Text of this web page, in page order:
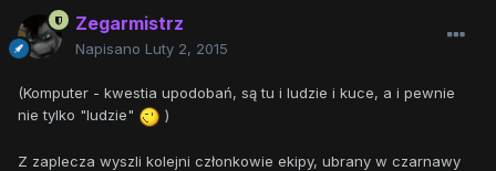
Zegarmistrz
Napisano Luty 2, 2015
(Komputer - kwestia upodobań, są tu i ludzie i kuce, a i pewnie
nie tylko "ludzie"
)
Z zaplecza wyszli kolejni członkowie ekipy, ubrany w czarnawy